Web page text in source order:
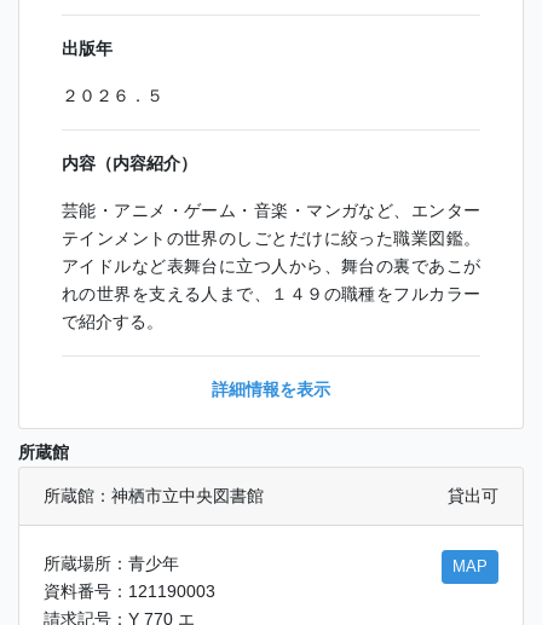
出版年
２０２６．５
内容（内容紹介）
芸能・アニメ・ゲーム・音楽・マンガなど、エンター
テインメントの世界のしごとだけに絞った職業図鑑。
アイドルなど表舞台に立つ人から、舞台の裏であこが
れの世界を支える人まで、１４９の職種をフルカラー
で紹介する。
詳細情報を表示
所蔵館
所蔵館：神栖市立中央図書館 貸出可
所蔵場所：青少年
資料番号：121190003
請求記号：Y 770 エ
MAP